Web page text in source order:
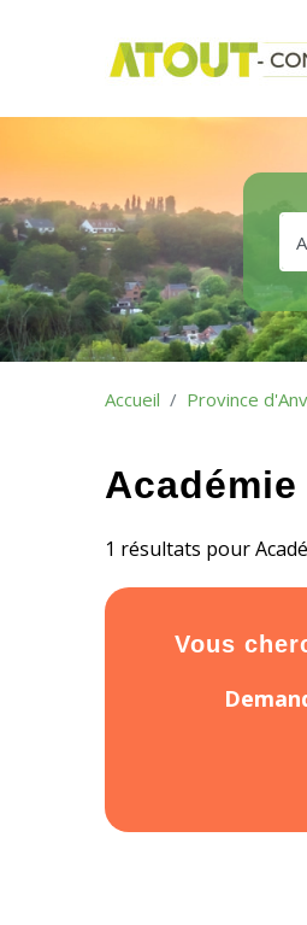
Accueil Province
1 résultats pour
Vous